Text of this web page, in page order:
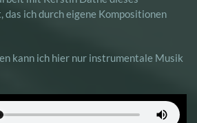
das ich durch eigene Kompositionen
kann ich hier nur instrumentale Musik